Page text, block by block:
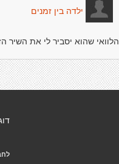
ילדה בין זמנים
הלוואי שהוא יסביר לי את השיר